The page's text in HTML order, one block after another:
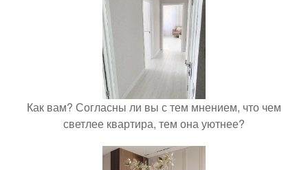
Как вам? Согласны ли вы с тем мнением, что чем
светлее квартира, тем она уютнее?